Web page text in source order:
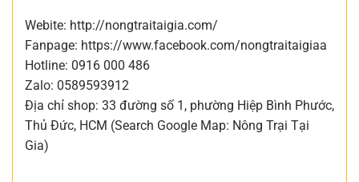
Webite: http://nongtraitaigia.com/
Fanpage: https://www.facebook.com/nongtraitaigiaa
Hotline: 0916 000 486
Zalo: 0589593912
Địa chỉ shop: 33 đường số 1, phường Hiệp Bình Phước,
Thủ Đức, HCM (Search Google Map: Nông Trại Tại
Gia)